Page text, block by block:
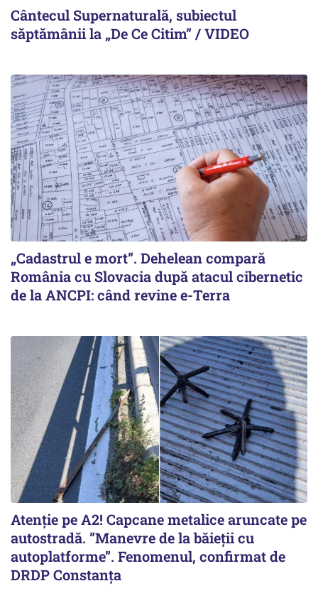
Cântecul Supernaturală, subiectul
săptămânii la „De Ce Citim” / VIDEO
„Cadastrul e mort”. Dehelean compară
România cu Slovacia după atacul cibernetic
de la ANCPI: când revine e-Terra
Atenție pe A2! Capcane metalice aruncate pe
autostradă. ”Manevre de la băieții cu
autoplatforme”. Fenomenul, confirmat de
DRDP Constanța